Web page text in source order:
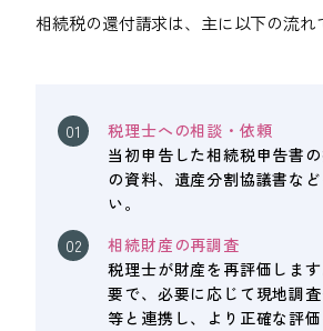
相続税の還付請求は、主に以下の流れ
税理士への相談・依頼
当初申告した相続税申告書
の資料、遺産分割協議書な
い。
相続財産の再調査
税理士が財産を再評価しま
要で、必要に応じて現地調
等と連携し、より正確な評価